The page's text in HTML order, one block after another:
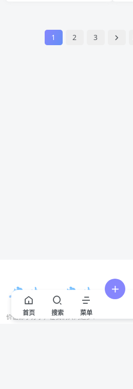
1 2 3
首页 搜索 菜单
价值源于分享，让我们共同进步！